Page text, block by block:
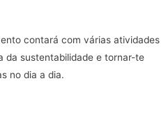
contará com várias atividades
da sustentabilidade e tornar-te
no dia a dia.